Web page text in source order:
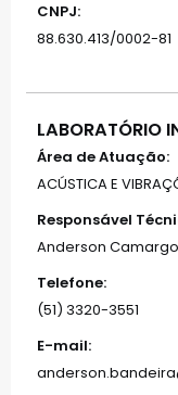
CNPJ:
88.630.413/0002-81
LABORATÓRIO
Área de Atuação:
ACÚSTICA E
Responsável
Anderson
Telefone:
(51) 3320-3551
E-mail: